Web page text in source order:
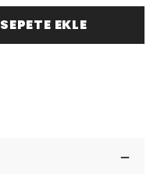
SEPETE EKLE